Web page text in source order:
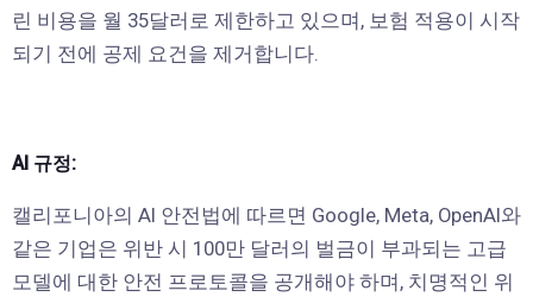
린 비용을 월 35달러로 제한하고 있으며, 보험 적용이 시작
되기 전에 공제 요건을 제거합니다.
AI 규정:
캘리포니아의 AI 안전법에 따르면 Google, Meta, OpenAI와
같은 기업은 위반 시 100만 달러의 벌금이 부과되는 고급
모델에 대한 안전 프로토콜을 공개해야 하며, 치명적인 위